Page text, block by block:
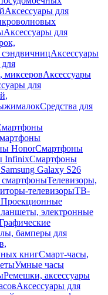
Аксессуары для
Аксессуары для
сэндвичницАксессуары
миксеровАксессуары
для
Средства для
HonorСмартфоны
InfinixСмартфоны
Galaxy S26
Телевизоры,
телевизорыТВ-
Проекционные
электронные
бамперы для
книгСмарт-часы,
Умные часы
Ремешки, аксессуары
Аксессуары для